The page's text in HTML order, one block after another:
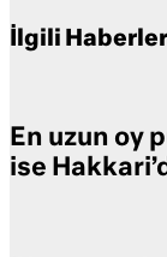
İlgili Haberler
En uzun oy
ise